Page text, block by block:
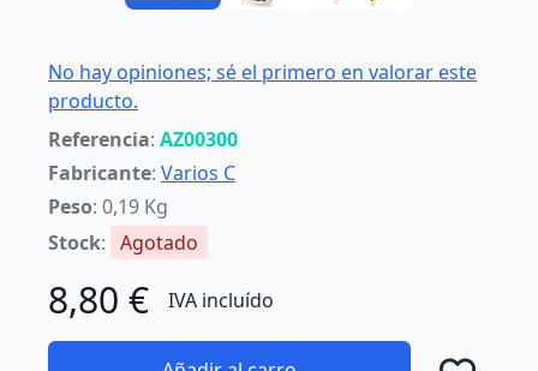
No hay opiniones; sé el primero en valorar este
producto.
Referencia: AZ00300
Fabricante: Varios C
Peso: 0,19 Kg
Stock: Agotado
8,80 € IVA incluído